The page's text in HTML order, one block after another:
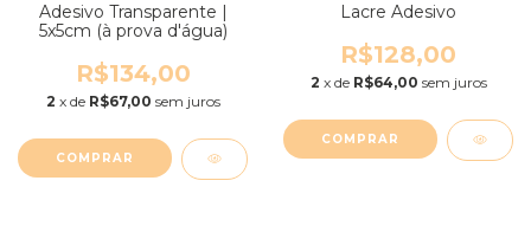
Adesivo Transparente |
5x5cm (à prova d'água)
R$134,00
2 x de R$67,00 sem juros
COMPRAR
Lacre Adesivo
R$128,00
2 x de R$64,00 sem juros
COMPRAR